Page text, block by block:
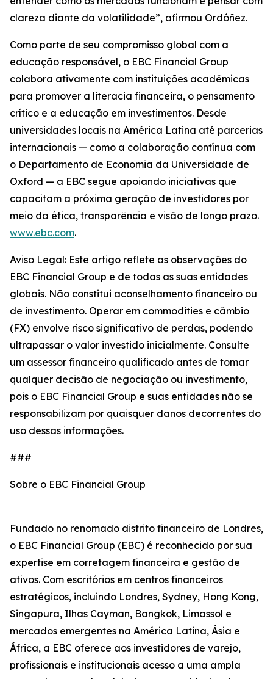
clareza diante da volatilidade”, afirmou Ordóñez.
Como parte de seu compromisso global com a
educação responsável, o EBC Financial Group
colabora ativamente com instituições acadêmicas
para promover a literacia financeira, o pensamento
crítico e a educação em investimentos. Desde
universidades locais na América Latina até parcerias
internacionais — como a colaboração contínua com
o Departamento de Economia da Universidade de
Oxford — a EBC segue apoiando iniciativas que
capacitam a próxima geração de investidores por
meio da ética, transparência e visão de longo prazo.
www.ebc.com.
Aviso Legal: Este artigo reflete as observações do
EBC Financial Group e de todas as suas entidades
globais. Não constitui aconselhamento financeiro ou
de investimento. Operar em commodities e câmbio
(FX) envolve risco significativo de perdas, podendo
ultrapassar o valor investido inicialmente. Consulte
um assessor financeiro qualificado antes de tomar
qualquer decisão de negociação ou investimento,
pois o EBC Financial Group e suas entidades não se
responsabilizam por quaisquer danos decorrentes do
uso dessas informações.
###
Sobre o EBC Financial Group
Fundado no renomado distrito financeiro de Londres,
o EBC Financial Group (EBC) é reconhecido por sua
expertise em corretagem financeira e gestão de
ativos. Com escritórios em centros financeiros
estratégicos, incluindo Londres, Sydney, Hong Kong,
Singapura, Ilhas Cayman, Bangkok, Limassol e
mercados emergentes na América Latina, Ásia e
África, a EBC oferece aos investidores de varejo,
profissionais e institucionais acesso a uma ampla